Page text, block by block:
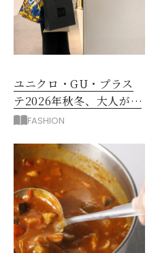
ユニクロ・GU・プラス
テ2026年秋冬、大人が着
たい新作服は？
FASHION